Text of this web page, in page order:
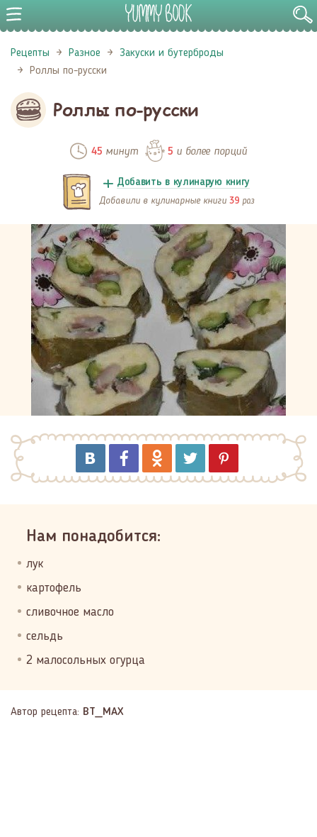
Рецепты Разное
Закуски и бутерброды
Роллы по-русски
Роллы по-русски
45 минут 5 и более порций
Добавить в кулинарую книгу
Добавили в кулинарные книги 39 раз
Нам понадобится:
лук
картофель
сливочное масло
сельдь
2 малосольных огурца
Автор рецепта: BT_MAX